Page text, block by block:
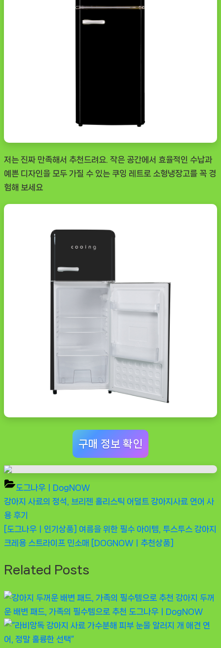
저는 진짜 만족해서 추천드려요. 작은 공간에서 효율적인 수납과
예쁜 디자인을 모두 가질 수 있는 쿠잉 레트로 소형냉장고를 꼭 경
험해 보세요
구매 정보 확인
도그나우ㅣDogNOW
글
탐
색
Previous
Post:
강아지 사료의 정석, 브리젠 홀리스틱 어덜트 강아지사료 연어 사
용 후기
Next
Post:
[도그나우ㅣ인기상품] 여름을 위한 필수 아이템, 투스투스 강아지
크레용 스트라이프 민소매 [DOGNOWㅣ추천상품]
Related Posts
강아지 두꺼
운 배변 패드, 가족의 필수템으로 추천 도그나우ㅣDogNOW